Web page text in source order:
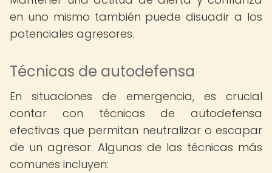
en uno mismo también puede disuadir a los
potenciales agresores.
Técnicas de autodefensa
En situaciones de emergencia, es crucial
contar con técnicas de autodefensa
efectivas que permitan neutralizar o escapar
de un agresor. Algunas de las técnicas más
comunes incluyen: